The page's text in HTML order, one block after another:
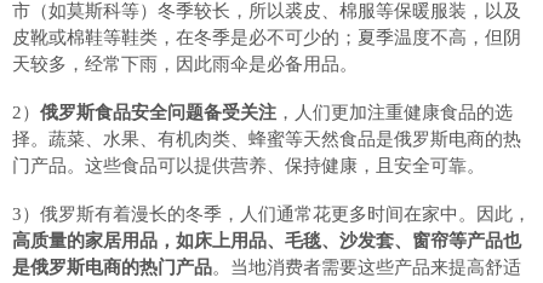
市（如莫斯科等）冬季较长，所以裘皮、棉服等保暖服装，以及
皮靴或棉鞋等鞋类，在冬季是必不可少的；夏季温度不高，但阴
天较多，经常下雨，因此雨伞是必备用品。
2） 俄罗斯食品安全问题备受关注 ，人们更加注重健康食品的选
择。蔬菜、水果、有机肉类、蜂蜜等天然食品是俄罗斯电商的热
门产品。这些食品可以提供营养、保持健康，且安全可靠。
3）俄罗斯有着漫长的冬季，人们通常花更多时间在家中。因此，
高质量的家居用品，如床上用品、毛毯、沙发套、窗帘等产品也
是俄罗斯电商的热门产品。当地消费者需要这些产品来提高舒适